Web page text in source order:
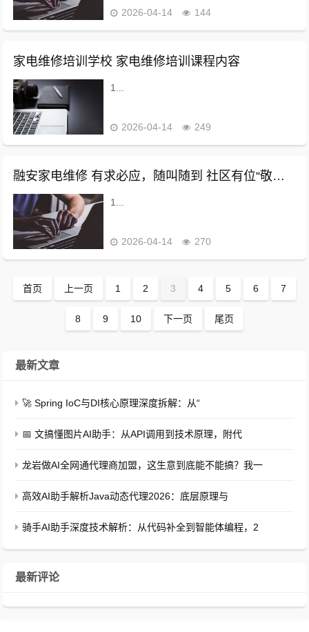
2026-04-14 144
家电维修培训学校 家电维修培训课程内容
1...
2026-04-14 249
融安家电维修 有求必应，随叫随到 社区有位“敬老”家电维修工
1...
2026-04-14 270
首页 上一页 1 2 3 4 5 6 7
8 9 10 下一页 尾页
最新文章
🚀 Spring IoC与DI核心原理深度拆解：从“
📅 文搞懂图片AI助手：从API调用到技术原理，附代
龙岩做AI全网通代理商加盟，这生意到底能不能搞？我一
高效AI助手解析Java动态代理2026：底层原理与
骑手AI助手深度技术解析：从代码补全到智能体编程，2
最新评论